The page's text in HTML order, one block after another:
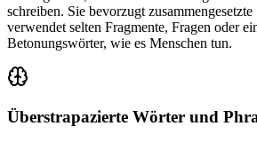
schreiben. Sie bevorzugt
verwendet selten Fragmente, Fragen oder
Betonungswörter, wie es Menschen tun.
Überstrapazierte Wörter und